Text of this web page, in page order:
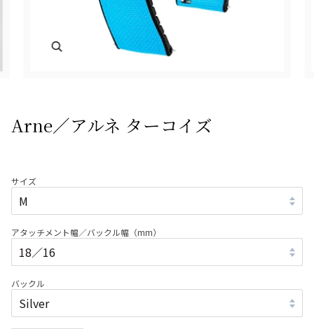
Arne／アルネ ターコイズ
サイズ
アタッチメント幅／バックル幅（mm）
バックル